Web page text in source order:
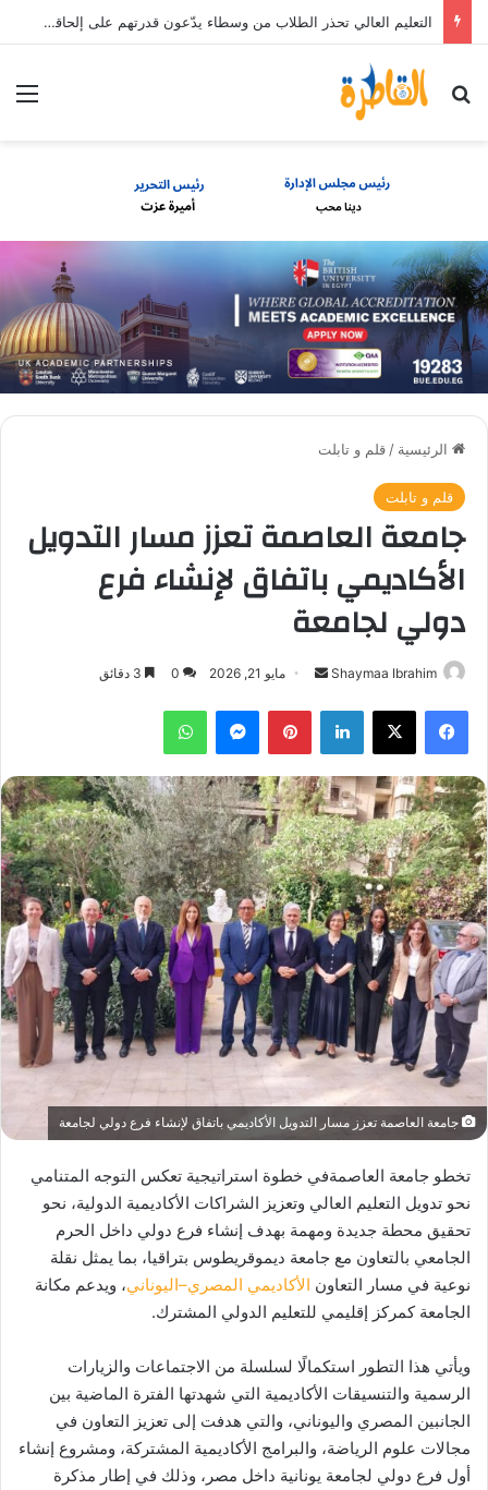
التعليم العالي تحذر الطلاب من وسطاء يدّعون قدرتهم على إلحاقهم بالجامعات الخاصة والأهلية مقابل مبالغ مالية
بحث عن
الرئيسية / قلم و تابلت
قلم و تابلت
جامعة العاصمة تعزز مسار التدويل
الأكاديمي باتفاق لإنشاء فرع
دولي لجامعة
Shaymaa Ibrahim
أرسل
إلكترونيا
مايو 21, 2026 0
فيسبوك ‫X لينكدإن بينتيريستماسنجر واتساب
جامعة العاصمة تعزز مسار التدويل الأكاديمي باتفاق لإنشاء فرع دولي لجامعة
تخطو جامعة العاصمةفي خطوة استراتيجية تعكس التوجه المتنامي
نحو تدويل التعليم العالي وتعزيز الشراكات الأكاديمية الدولية، نحو
تحقيق محطة جديدة ومهمة بهدف إنشاء فرع دولي داخل الحرم
الجامعي بالتعاون مع جامعة ديموقريطوس بتراقيا، بما يمثل نقلة
نوعية في مسار التعاون الأكاديمي المصري–اليوناني، ويدعم مكانة
الجامعة كمركز إقليمي للتعليم الدولي المشترك.
ويأتي هذا التطور استكمالًا لسلسلة من الاجتماعات والزيارات
الرسمية والتنسيقات الأكاديمية التي شهدتها الفترة الماضية بين
الجانبين المصري واليوناني، والتي هدفت إلى تعزيز التعاون في
مجالات علوم الرياضة، والبرامج الأكاديمية المشتركة، ومشروع إنشاء
أول فرع دولي لجامعة يونانية داخل مصر، وذلك في إطار مذكرة